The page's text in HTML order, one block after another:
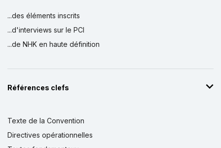
...des éléments inscrits
...d'interviews sur le PCI
...de NHK en haute définition
Références clefs
Texte de la Convention
Directives opérationnelles